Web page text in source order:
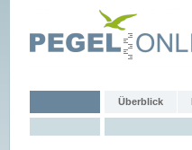
Überblick